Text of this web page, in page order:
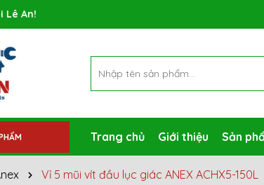
trình khuyến mãi đang chờ đợi bạn
Trang chủ Giới thiệu Sản
Vỉ 5 mũi vít đầu lục giác ANEX ACHX5-150L